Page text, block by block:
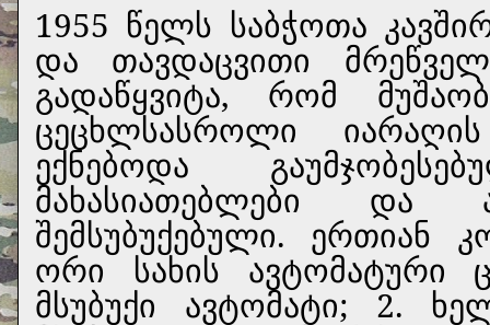
1955 წელს საბჭოთა
და თავდაცვითი
გადაწყვიტა, რომ
ცეცხლსასროლი
ექნებოდა
მახასიათებლები და
შემსუბუქებული. ერთიან
ორი სახის ავტომატური
მსუბუქი ავტომატი; 2.